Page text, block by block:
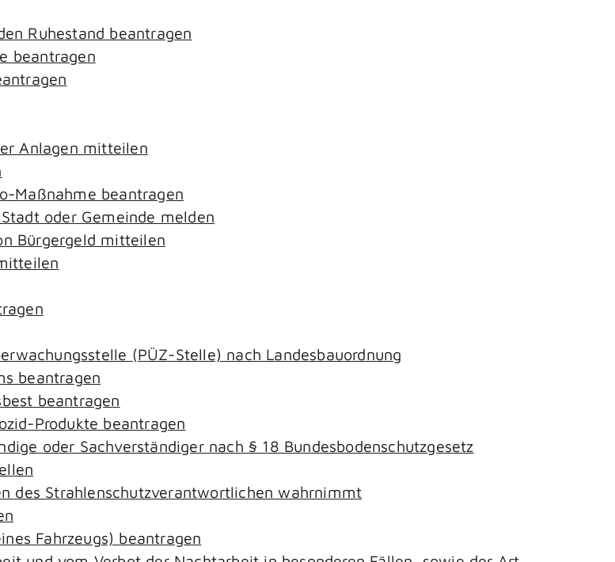
Ruhestand beantragen
beantragen
Anlagen mitteilen
Maßnahme beantragen
oder Gemeinde melden
Bürgergeld mitteilen
(PÜZ-Stelle) nach Landesbauordnung
beantragen
beantragen
Produkte beantragen
oder Sachverständiger nach § 18 Bundesbodenschutzgesetz
des Strahlenschutzverantwortlichen wahrnimmt
Fahrzeugs) beantragen